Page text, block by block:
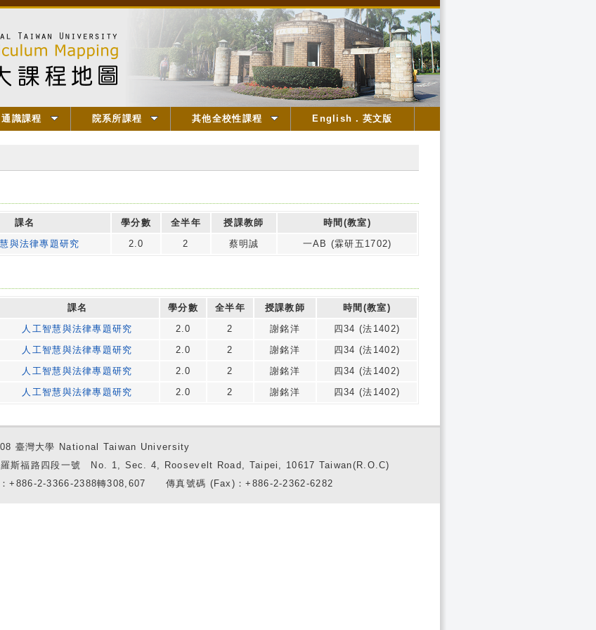
通識課程 院系所課程 其他全校性課程 English．英文版
課名 學分數 全半年 授課教師
時間(教室)
與法律專題研究 2.0 2 蔡明誠 一AB (霖研五1702)
課名 學分數 全半年 授課教師
時間(教室)
人工智慧與法律專題研究 2.0 2 謝銘洋
四34 (法1402)
人工智慧與法律專題研究 2.0 2 謝銘洋
四34 (法1402)
人工智慧與法律專題研究 2.0 2 謝銘洋
四34 (法1402)
人工智慧與法律專題研究 2.0 2 謝銘洋 四34 (法1402)
臺灣大學 National Taiwan University
羅斯福路四段一號 No. 1, Sec. 4, Roosevelt Road, Taipei, 10617 Taiwan(R.O.C)
+886-2-3366-2388轉308,607 傳真號碼 (Fax)：+886-2-2362-6282